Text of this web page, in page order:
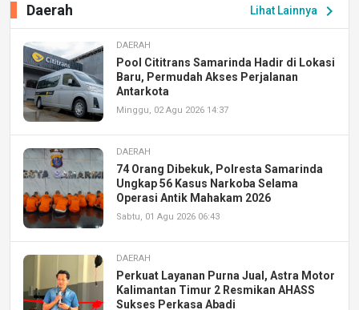
Lihat Lainnya chevron_right
Daerah
DAERAH
Pool Cititrans Samarinda Hadir di Lokasi
Baru, Permudah Akses Perjalanan
Antarkota
Minggu, 02 Agu 2026 14:37
DAERAH
74 Orang Dibekuk, Polresta Samarinda
Ungkap 56 Kasus Narkoba Selama
Operasi Antik Mahakam 2026
Sabtu, 01 Agu 2026 06:43
DAERAH
Perkuat Layanan Purna Jual, Astra Motor
Kalimantan Timur 2 Resmikan AHASS
Sukses Perkasa Abadi